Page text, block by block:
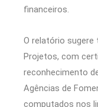
financeiros.
O relatório sugere
Projetos, com
reconhecimento
Agências de
computados nos